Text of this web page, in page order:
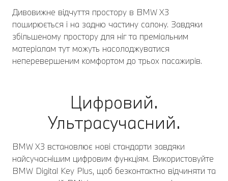
Дивовижне відчуття простору в BMW X3
поширюється і на задню частину салону. Завдяки
збільшеному простору для ніг та преміальним
матеріалам тут можуть насолоджуватися
неперевершеним комфортом до трьох пасажирів.
Цифровий.
Ультрасучасний.
BMW X3 встановлює нові стандарти завдяки
найсучаснішим цифровим функціям. Використовуйте
BMW Digital Key Plus, щоб безконтактно відчиняти та